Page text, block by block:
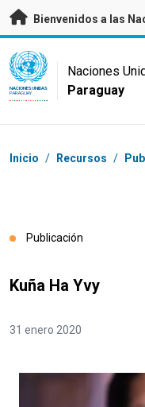
Saltar a contenido principal
Bienvenidos a las
UN Logo
NACIONES UNIDAS
PARAGUAY
Naciones
Paraguay
Coordenadas dentro de
Inicio / Recursos /
Publicación
Kuña Ha Yvy
31 enero 2020